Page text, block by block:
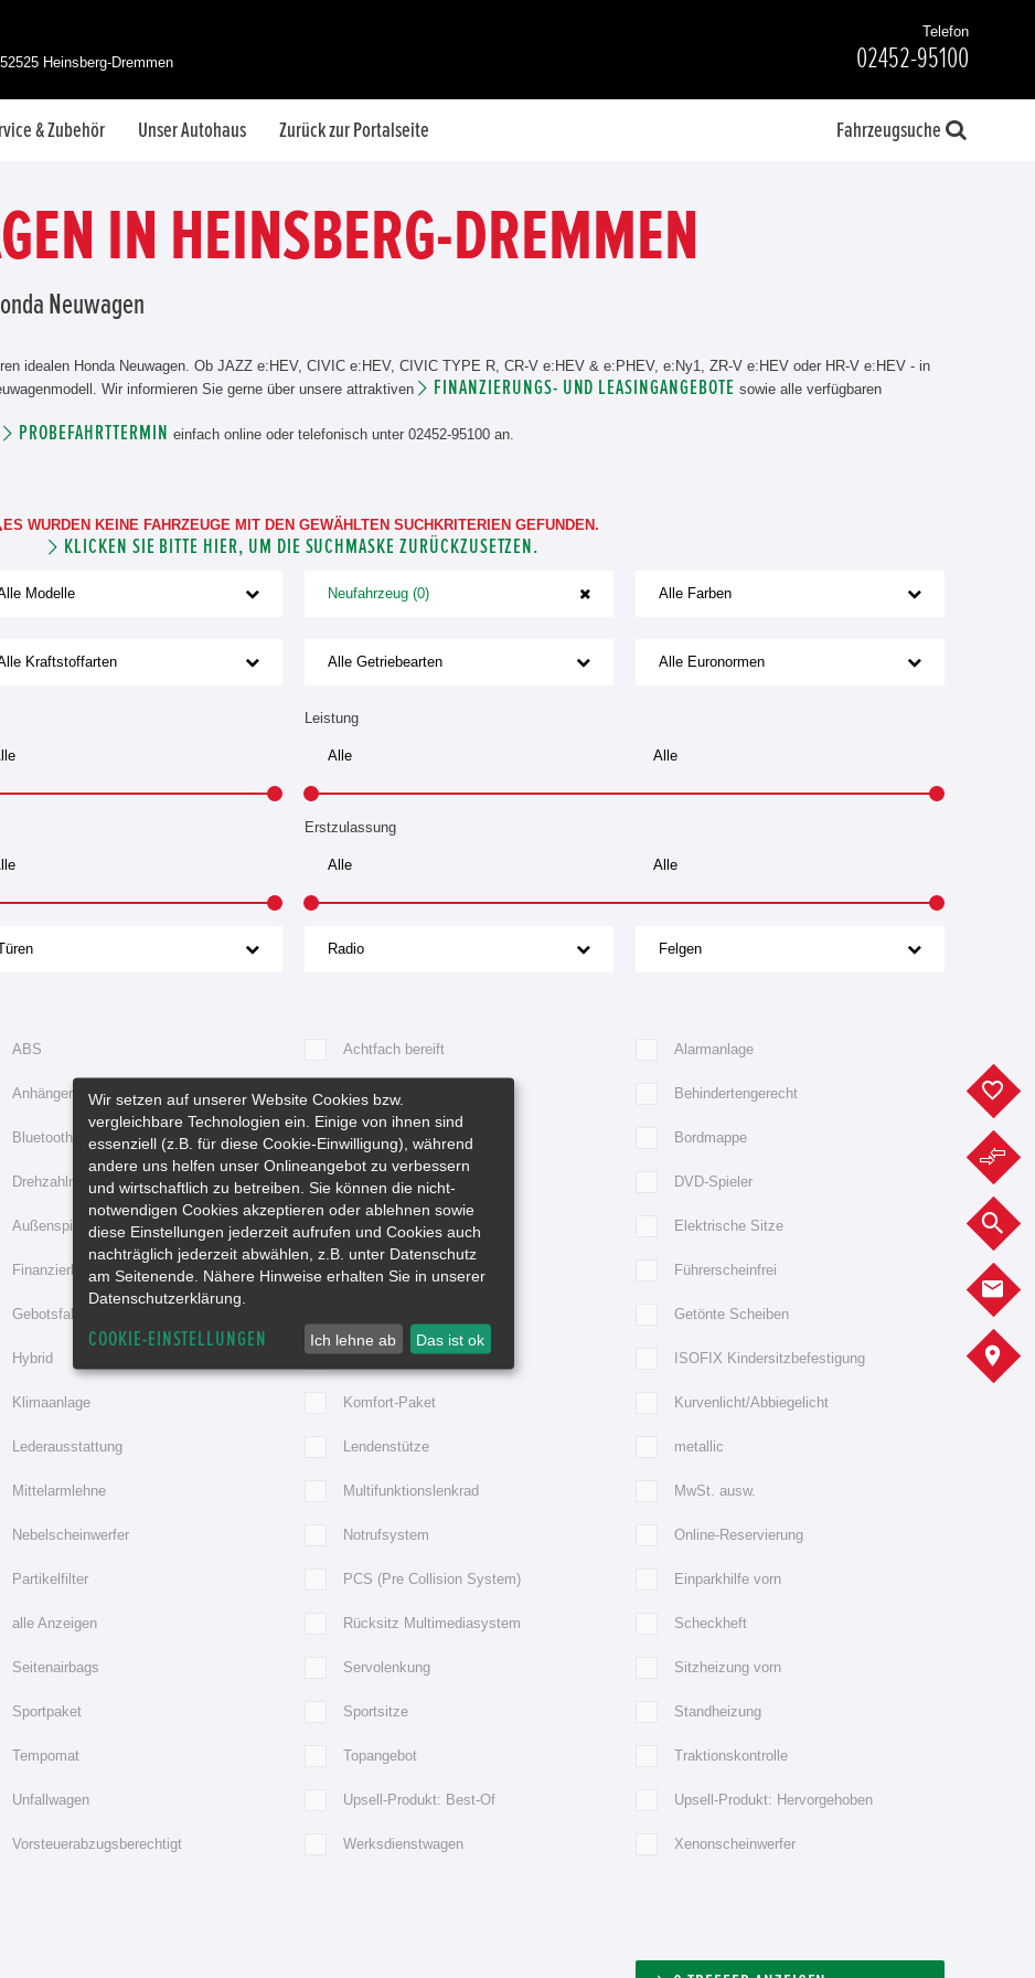
Heinsberg-Dremmen
Telefon
02452-95100
& Zubehör Unser Autohaus Zurück zur Portalseite Fahrzeugsuche
IN HEINSBERG-DREMMEN
Neuwagen
idealen Honda Neuwagen. Ob JAZZ e:HEV, CIVIC e:HEV, CIVIC TYPE R, CR-V e:HEV & e:PHEV, e:Ny1, ZR-V e:HEV oder HR-V e:HEV - in
Wir informieren Sie gerne über unsere attraktiven
FINANZIERUNGS- UND LEASINGANGEBOTE sowie alle verfügbaren
PROBEFAHRTTERMIN einfach online oder telefonisch unter 02452-95100 an.
ES WURDEN KEINE FAHRZEUGE MIT DEN GEWÄHLTEN SUCHKRITERIEN GEFUNDEN.
KLICKEN SIE BITTE HIER, UM DIE SUCHMASKE ZURÜCKZUSETZEN.
Modelle Neufahrzeug (0) Alle Farben
Kraftstoffarten Alle Getriebearten Alle Euronormen
Leistung
Erstzulassung
Radio Felgen
ABS Achtfach bereift Alarmanlage
Anhängerkupplung Automatik Behindertengerecht
Bluetooth Bordcomputer Bordmappe
Drehzahlmesser Durchladesystem DVD-Spieler
Außenspiegel elektr. anklappbar Elektr. Fensterheber Elektrische Sitze
Finanzierbar Freisprecheinrichtung Führerscheinfrei
Gebotsfahrzeug Getönte Scheiben
Hybrid iPod Vorbereitung ISOFIX Kindersitzbefestigung
Klimaanlage Komfort-Paket Kurvenlicht/Abbiegelicht
Lederausstattung Lendenstütze metallic
Mittelarmlehne Multifunktionslenkrad MwSt. ausw.
Nebelscheinwerfer Notrufsystem Online-Reservierung
Partikelfilter PCS (Pre Collision System) Einparkhilfe vorn
alle Anzeigen Rücksitz Multimediasystem Scheckheft
Seitenairbags Servolenkung Sitzheizung vorn
Sportpaket Sportsitze Standheizung
Tempomat Topangebot Traktionskontrolle
Unfallwagen Upsell-Produkt: Best-Of Upsell-Produkt: Hervorgehoben
Vorsteuerabzugsberechtigt Werksdienstwagen Xenonscheinwerfer
Wir setzen auf unserer Website Cookies bzw.
vergleichbare Technologien ein. Einige von ihnen sind
essenziell (z.B. für diese Cookie-Einwilligung), während
andere uns helfen unser Onlineangebot zu verbessern
und wirtschaftlich zu betreiben. Sie können die nicht-
notwendigen Cookies akzeptieren oder ablehnen sowie
diese Einstellungen jederzeit aufrufen und Cookies auch
nachträglich jederzeit abwählen, z.B. unter Datenschutz
am Seitenende. Nähere Hinweise erhalten Sie in unserer
Datenschutzerklärung.
COOKIE-EINSTELLUNGEN Ich lehne ab Das ist ok